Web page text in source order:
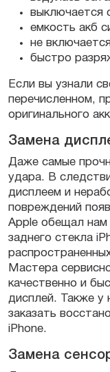
выключается
емкость акб
не
быстро
Если вы узнали
перечисленном,
оригинального
Замена
Даже самые
удара. В
дисплеем и
повреждений
Apple обещал нам
заднего стекла
Мастера
качественно и
дисплей. Также у
заказать
iPhone.
Замена